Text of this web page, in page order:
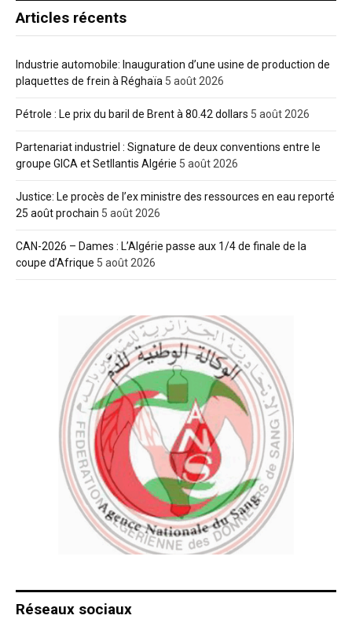
Articles récents
Industrie automobile: Inauguration d’une usine de production de
plaquettes de frein à Réghaïa 5 août 2026
Pétrole : Le prix du baril de Brent à 80.42 dollars 5 août 2026
Partenariat industriel : Signature de deux conventions entre le
groupe GICA et Setllantis Algérie 5 août 2026
Justice: Le procès de l’ex ministre des ressources en eau reporté
25 août prochain 5 août 2026
CAN-2026 – Dames : L’Algérie passe aux 1/4 de finale de la
coupe d’Afrique 5 août 2026
Réseaux sociaux